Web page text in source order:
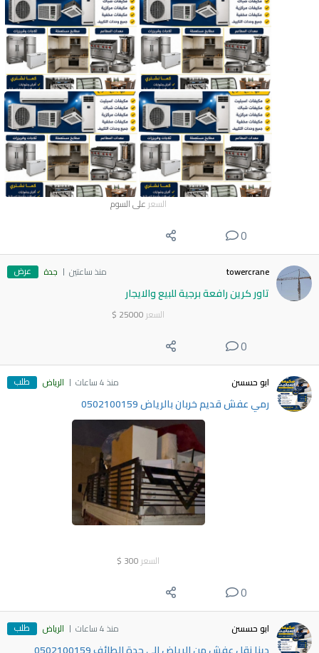
السعر على السوم
0
towercrane منذ ساعتين جدة عرض
تاور كرين رافعة برجية للبيع والايجار
السعر 25000
$
0
ابو حسسن منذ 4 ساعات الرياض طلب
رمي عفش قديم خربان بالرياض 0502100159
السعر 300
$
0
ابو حسسن منذ 4 ساعات الرياض طلب